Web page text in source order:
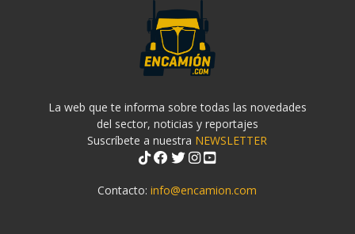
La web que te informa sobre todas las novedades
del sector, noticias y reportajes
Suscríbete a nuestra NEWSLETTER
Contacto:info@encamion.com